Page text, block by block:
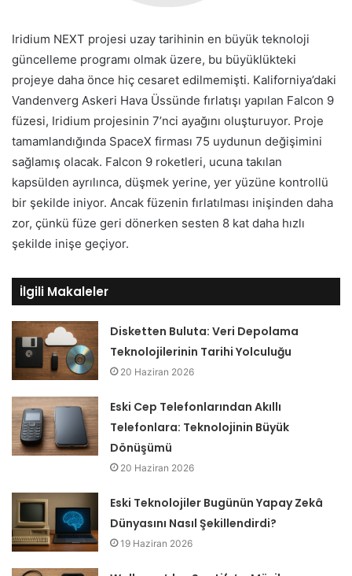
Iridium NEXT projesi uzay tarihinin en büyük teknoloji
güncelleme programı olmak üzere, bu büyüklükteki
projeye daha önce hiç cesaret edilmemişti. Kaliforniya’daki
Vandenverg Askeri Hava Üssünde fırlatışı yapılan Falcon 9
füzesi, Iridium projesinin 7’nci ayağını oluşturuyor. Proje
tamamlandığında SpaceX firması 75 uydunun değişimini
sağlamış olacak. Falcon 9 roketleri, ucuna takılan
kapsülden ayrılınca, düşmek yerine, yer yüzüne kontrollü
bir şekilde iniyor. Ancak füzenin fırlatılması inişinden daha
zor, çünkü füze geri dönerken sesten 8 kat daha hızlı
şekilde inişe geçiyor.
İlgili Makaleler
Disketten Buluta: Veri Depolama
Teknolojilerinin Tarihi Yolculuğu
20 Haziran 2026
Eski Cep Telefonlarından Akıllı
Telefonlara: Teknolojinin Büyük
Dönüşümü
20 Haziran 2026
Eski Teknolojiler Bugünün Yapay Zekâ
Dünyasını Nasıl Şekillendirdi?
19 Haziran 2026